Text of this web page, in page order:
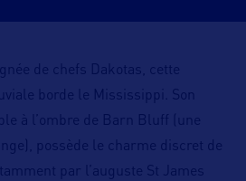
de chefs Dakotas, cette
borde le Mississippi. Son
à l’ombre de Barn Bluff (une
possède le charme discret de
par l’auguste St James